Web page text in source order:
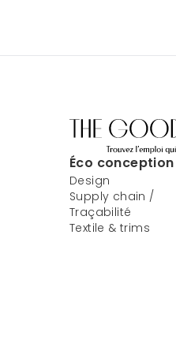
Éco conception
Design
Supply chain /
Traçabilité
Textile & trims